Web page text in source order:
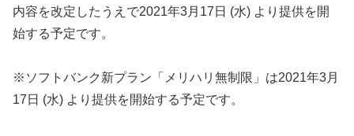
内容を改定したうえで2021年3月17日 (水) より提供を開
始する予定です。
※ソフトバンク新プラン「メリハリ無制限」は2021年3月
17日 (水) より提供を開始する予定です。